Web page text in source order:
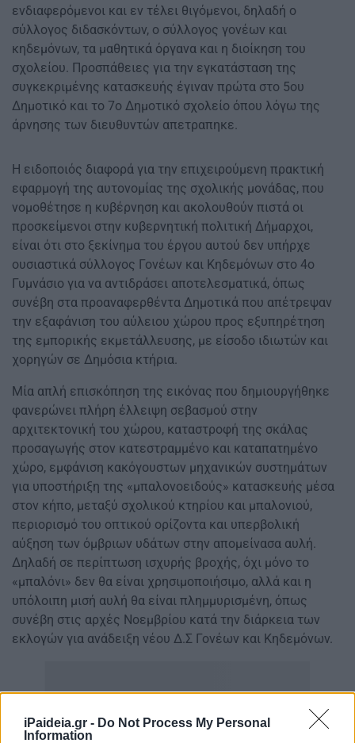
iPaideia.gr - Do Not Process My Personal
Information
ενδιαφερόμενοι και εν τέλει θιγόμενοι, δηλαδή ο
σύλλογος διδασκόντων, ο σύλλογος γονέων και
κηδεμόνων, τα μαθητικά όργανα και η διοίκηση του
σχολείου. Προσπάθειες για την εγκατάσταση της
συγκεκριμένης κατασκευής έγιναν πρώτα στο 5ου
Δημοτικό και το 7ο Δημοτικό σχολείο όπου λόγω της
άρνησης των διευθυντών απετραπηκε.
Η ειδοποιός διαφορά για την επιχειρούμενη πρακτική
εφαρμογή της αυτονομίας της σχολικής μονάδας, που
νομοθέτησε η κυβέρνηση και ακολουθούν πιστά οι
προσκείμενοι στην κυβερνητική πολιτική Δήμαρχοι,
είναι ότι στο ξεκίνημα του έργου αυτού δεν υπήρχε
ουσιαστικά σύλλογος Γονέων και Κηδεμόνων στο 4ο
Γυμνάσιο για να αντιδράσει αποτελεσματικά, όπως
συνέβη στα προαναφερθέντα Δημοτικά που απέτρεψαν
την εξαφάνιση του αύλειου χώρου προς εξυπηρέτηση
της εμπορικής εκμετάλλευσης, με είσοδο ιδιωτών και
χορηγών σε Δημόσια κτήρια.
Μία απλή επισκόπηση της εικόνας που δημιουργήθηκε
φανερώνει πλήρη έλλειψη σεβασμού στην
αρχιτεκτονική του χώρου, καταστροφή της σκάλας
προσαγωγής στον κατεστραμμένο και καταπατημένο
χώρο, εμφάνιση κακόγουστων μηχανικών συστημάτων
για υποστήριξη της «μπαλονοειδούς» κατασκευής μέσα
στον κήπο, μεταξύ σχολικού κτηρίου και μπαλονιού,
περιορισμό του οπτικού ορίζοντα και υπερβολική
αύξηση των όμβριων υδάτων στην απομείνασα αυλή.
Δηλαδή σε περίπτωση ισχυρής βροχής, όχι μόνο το
«μπαλόνι» δεν θα είναι χρησιμοποιήσιμο, αλλά και η
υπόλοιπη μισή αυλή θα είναι πλημμυρισμένη, όπως
συνέβη στις αρχές Νοεμβρίου κατά την διάρκεια των
εκλογών για ανάδειξη νέου Δ.Σ Γονέων και Κηδεμόνων.